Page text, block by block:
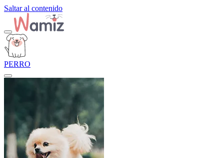
Saltar al contenido
PERRO